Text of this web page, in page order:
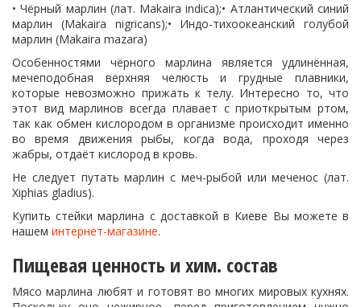
• Чёрный марлин (лат. Makaira indica);• Атлантический синий
марлин (Makaira nigricans);• Индо-тихоокеанский голубой
марлин (Makaira mazara)
Особенностями чёрного марлина является удлинённая,
мечеподобная верхняя челюсть и грудные плавники,
которые невозможно прижать к телу. Интересно то, что
этот вид марлинов всегда плавает с приоткрытым ртом,
так как обмен кислородом в организме происходит именно
во время движения рыбы, когда вода, проходя через
жабры, отдаёт кислород в кровь.
Не следует путать марлин с меч-рыбой или меченос (лат.
Xiphias gladius).
Купить стейки марлина с доставкой в Киеве Вы можете в
нашем интернет-магазине.
Пищевая ценность и хим. состав
Мясо марлина любят и готовят во многих мировых кухнях.